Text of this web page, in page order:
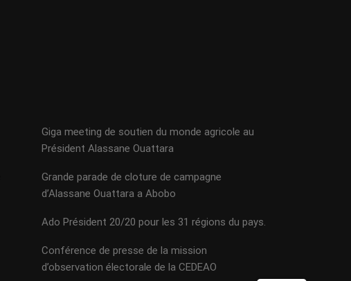
Giga meeting de soutien du monde agricole au
Président Alassane Ouattara
Grande parade de cloture de campagne
d’Alassane Ouattara a Abobo
Ado Président 20/20 pour les 31 régions du pays.
Conférence de presse de la mission
d’observation électorale de la CEDEAO